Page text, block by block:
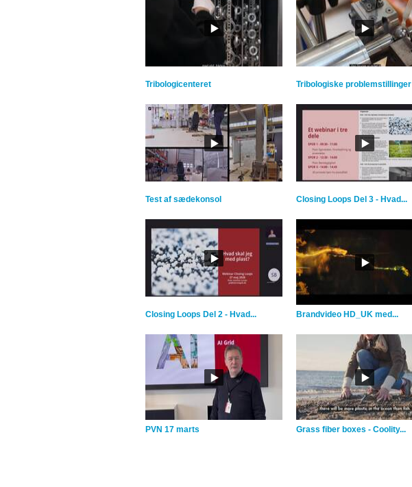
Tribologicenteret Tribologiske problemstillinger
Test af sædekonsol Closing Loops Del 3 - Hvad...
Closing Loops Del 2 - Hvad... Brandvideo HD_UK med...
PVN 17 marts Grass fiber boxes - Coolity...